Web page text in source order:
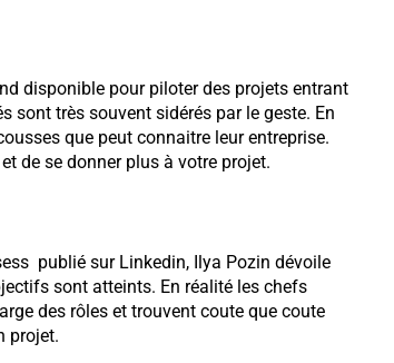
disponible pour piloter des projets entrant
sont très souvent sidérés par le geste. En
que peut connaitre leur entreprise.
de se donner plus à votre projet.
publié sur Linkedin, Ilya Pozin dévoile
sont atteints. En réalité les chefs
des rôles et trouvent coute que coute
projet.